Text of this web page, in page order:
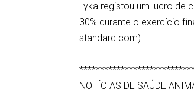
Lyka registou um lucro de
30% durante o exercício
standard.com)
NOTÍCIAS DE SAÚDE